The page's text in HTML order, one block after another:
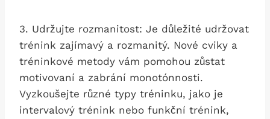
3. Udržujte ​rozmanitost: Je ​důležité udržovat
trénink zajímavý ⁤a rozmanitý. ‌Nové cviky⁣ a
tréninkové metody vám pomohou zůstat
motivovaní a zabrání monotónnosti.
Vyzkoušejte různé typy ‍tréninku, jako je
intervalový trénink nebo funkční trénink,